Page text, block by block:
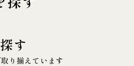
す
り揃えています